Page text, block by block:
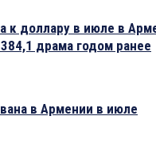
к доллару в июле в
драма годом ранее
в Армении в июле